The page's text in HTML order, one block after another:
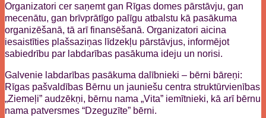
Organizatori cer saņemt gan Rīgas domes pārstāvju, gan
mecenātu, gan brīvprātīgo palīgu atbalstu kā pasākuma
organizēšanā, tā arī finansēšanā. Organizatori aicina
iesaistīties plašsaziņas līdzekļu pārstāvjus, informējot
sabiedrību par labdarības pasākuma ideju un norisi.
Galvenie labdarības pasākuma dalībnieki – bērni bāreņi:
Rīgas pašvaldības Bērnu un jauniešu centra struktūrvienības
„Ziemeļi” audzēkņi, bērnu nama „Vita” iemītnieki, kā arī bērnu
nama patversmes “Dzeguzīte” bērni.